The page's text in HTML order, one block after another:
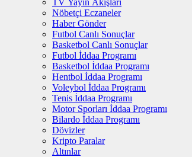
TV Yayın Akışları
Nöbetçi Eczaneler
Haber Gönder
Futbol Canlı Sonuçlar
Basketbol Canlı Sonuçlar
Futbol İddaa Programı
Basketbol İddaa Programı
Hentbol İddaa Programı
Voleybol İddaa Programı
Tenis İddaa Programı
Motor Sporları İddaa Programı
Bilardo İddaa Programı
Dövizler
Kripto Paralar
Altınlar